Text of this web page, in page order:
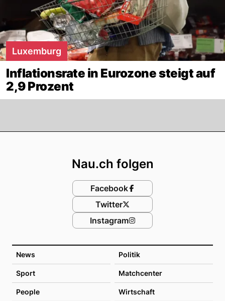
Luxemburg
Inflationsrate in Eurozone steigt auf
2,9 Prozent
News Politik
Sport Matchcenter
People Wirtschaft
Nau.ch folgen
Facebook
Twitter
Instagram